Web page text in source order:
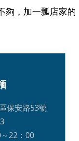
夠，加一瓢店家的
保安路53號
22：00